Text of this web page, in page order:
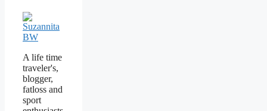
A life time
traveler's,
blogger,
fatloss and
sport